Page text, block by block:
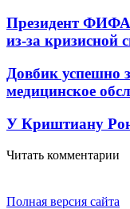
Президент ФИФА
из-за кризисной
Довбик успешно
медицинское
У Криштиану
Читать комментарии
Полная версия сайта